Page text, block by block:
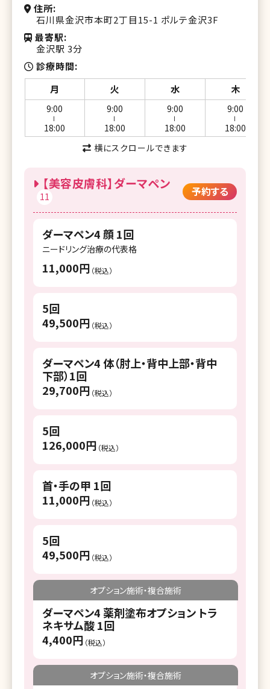
住所
石川県金沢市本町2丁目15-1 ポルテ金沢3F
最寄駅
金沢駅 3分
診療時間
月
火 水 木
9:00
18:00
9:00
18:00
9:00
18:00
9:00
18:00
横にスクロールできます
【美容皮膚科】ダーマペン
11 予約する
ダーマペン4 顔 1回
ニードリング治療の代表格
11,000円 （税込）
5回
49,500円 （税込）
ダーマペン4 体（肘上・背中上部・背中
下部）1回
29,700円 （税込）
5回
126,000円 （税込）
首・手の甲 1回
11,000円 （税込）
5回
49,500円 （税込）
オプション施術・複合施術
ダーマペン4 薬剤塗布オプション トラ
ネキサム酸 1回
4,400円 （税込）
オプション施術・複合施術